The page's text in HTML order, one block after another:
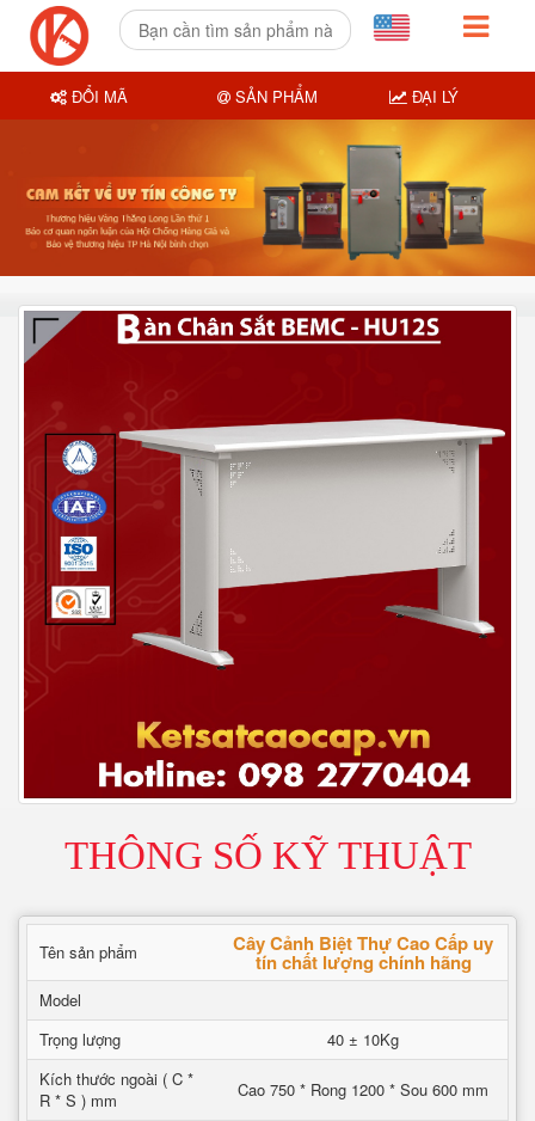
THÔNG SỐ KỸ THUẬT
Tên sản phẩm Cây Cảnh Biệt Thự Cao Cấp uy
tín chất lượng chính hãng
Model
Trọng lượng
40 ± 10Kg
Kích thước ngoài ( C *
R * S ) mm
Cao 750 * Rong 1200 * Sou 600 mm
ĐỔI MÃ SẢN PHẨM ĐẠI LÝ